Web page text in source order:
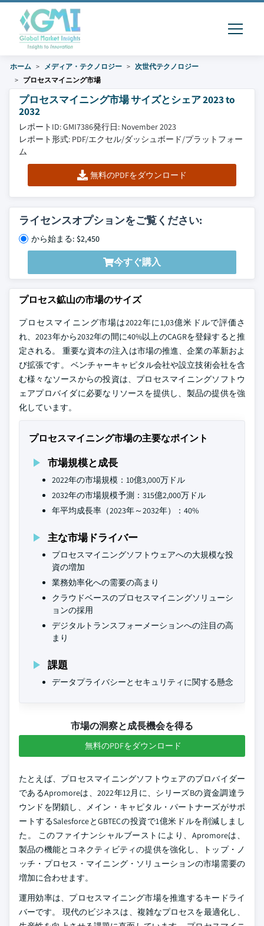
ホーム メディア・テクノロジー
次世代テクノロジー
プロセスマイニング市場
プロセスマイニング市場 サイズとシェア 2023 to
2032
レポートID: GMI7386発行日: November 2023
レポート形式: PDF/エクセル/ダッシュボード/プラットフォー
ム
無料のPDFをダウンロード
ライセンスオプションをご覧ください:
から始まる: $2,450
今すぐ購入
プロセス鉱山の市場のサイズ
プロセスマイニング市場は2022年に1,03億米ドルで評価さ
れ、2023年から2032年の間に40%以上のCAGRを登録すると推
定される。 重要な資本の注入は市場の推進、企業の革新およ
び拡張です。 ベンチャーキャピタル会社や設立技術会社を含
む様々なソースからの投資は、プロセスマイニングソフトウ
ェアプロバイダに必要なリソースを提供し、製品の提供を強
化しています。
プロセスマイニング市場の主要なポイント
市場規模と成長
2022年の市場規模：10億3,000万ドル
2032年の市場規模予測：315億2,000万ドル
年平均成長率（2023年～2032年）：40%
主な市場ドライバー
プロセスマイニングソフトウェアへの大規模な投
資の増加
業務効率化への需要の高まり
クラウドベースのプロセスマイニングソリューシ
ョンの採用
デジタルトランスフォーメーションへの注目の高
まり
課題
データプライバシーとセキュリティに関する懸念
市場の洞察と成長機会を得る
無料のPDFをダウンロード
たとえば、プロセスマイニングソフトウェアのプロバイダー
であるApromoreは、2022年12月に、シリーズBの資金調達ラ
ウンドを閉鎖し、メイン・キャピタル・パートナーズがサポ
ートするSalesforceとGBTECの投資で1億米ドルを削減しまし
た。 このファイナンシャルブーストにより、Apromoreは、
製品の機能とコネクティビティの提供を強化し、トップ・ノ
ッチ・プロセス・マイニング・ソリューションの市場需要の
増加に合わせます。
運用効率は、プロセスマイニング市場を推進するキードライ
バーです。 現代のビジネスは、複雑なプロセスを最適化し、